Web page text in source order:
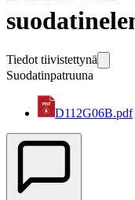
Tiedot tiivistettynä
Suodatinpatruuna
D112G06B.pdf